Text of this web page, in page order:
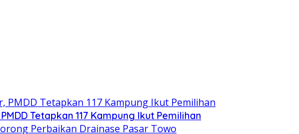
Tetapkan 117 Kampung Ikut Pemilihan